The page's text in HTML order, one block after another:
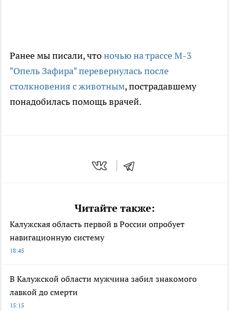
Ранее мы писали, чтоночью на трассе М-3
"Опель Зафира" перевернулась после
столкновения с животным, пострадавшему
понадобилась помощь врачей.
Читайте также:
Калужская область первой в России опробует
навигационную систему
18:45
В Калужской области мужчина забил знакомого
лавкой до смерти
15:15